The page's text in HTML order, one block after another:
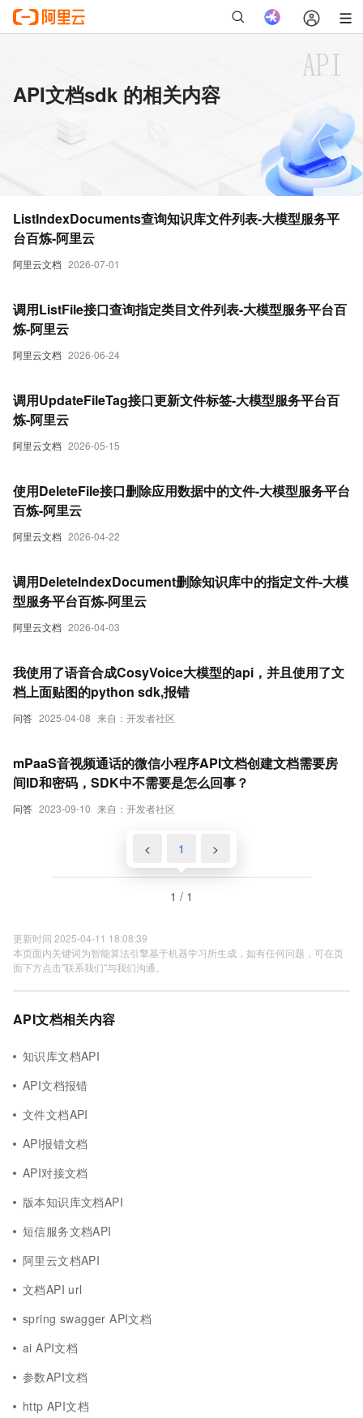
API文档sdk 的相关内容
阿里云文档 2026-07-01
ListIndexDocuments查询知识库文件列表-大模型服务平
台百炼-阿里云
阿里云文档 2026-06-24
调用ListFile接口查询指定类目文件列表-大模型服务平台百
炼-阿里云
阿里云文档 2026-05-15
调用UpdateFileTag接口更新文件标签-大模型服务平台百
炼-阿里云
阿里云文档 2026-04-22
使用DeleteFile接口删除应用数据中的文件-大模型服务平台
百炼-阿里云
阿里云文档 2026-04-03
调用DeleteIndexDocument删除知识库中的指定文件-大模
型服务平台百炼-阿里云
问答 2025-04-08 来自：开发者社区
我使用了语音合成CosyVoice大模型的api，并且使用了文
档上面贴图的python sdk,报错
问答 2023-09-10 来自：开发者社区
mPaaS音视频通话的微信小程序API文档创建文档需要房
间ID和密码，SDK中不需要是怎么回事？
< 1 >
1 / 1
更新时间 2025-04-11 18:08:39
本页面内关键词为智能算法引擎基于机器学习所生成，如有任何问题，可在页
面下方点击"联系我们"与我们沟通。
API文档相关内容
知识库文档API
API文档报错
文件文档API
API报错文档
API对接文档
版本知识库文档API
短信服务文档API
阿里云文档API
文档API url
spring swagger API文档
ai API文档
参数API文档
http API文档